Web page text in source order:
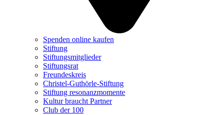
Spenden online kaufen
Stiftung
Stiftungsmitglieder
Stiftungsrat
Freundeskreis
Christel-Guthörle-Stiftung
Stiftung resonanzmomente
Kultur braucht Partner
Club der 100